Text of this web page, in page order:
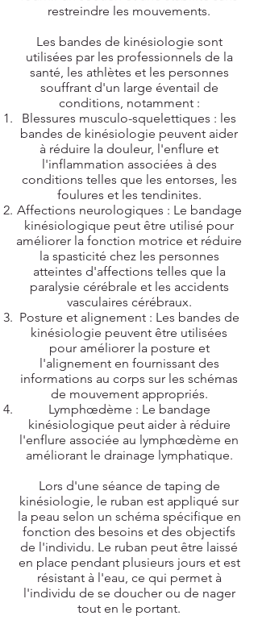
restreindre les mouvements.
Les bandes de kinésiologie sont
utilisées par les professionnels de la
santé, les athlètes et les personnes
souffrant d'un large éventail de
conditions, notamment :
Blessures musculo-squelettiques : les
bandes de kinésiologie peuvent aider
à réduire la douleur, l'enflure et
l'inflammation associées à des
conditions telles que les entorses, les
foulures et les tendinites.
Affections neurologiques : Le bandage
kinésiologique peut être utilisé pour
améliorer la fonction motrice et réduire
la spasticité chez les personnes
atteintes d'affections telles que la
paralysie cérébrale et les accidents
vasculaires cérébraux.
Posture et alignement : Les bandes de
kinésiologie peuvent être utilisées
pour améliorer la posture et
l'alignement en fournissant des
informations au corps sur les schémas
de mouvement appropriés.
Lymphœdème : Le bandage
kinésiologique peut aider à réduire
l'enflure associée au lymphœdème en
améliorant le drainage lymphatique.
Lors d'une séance de taping de
kinésiologie, le ruban est appliqué sur
la peau selon un schéma spécifique en
fonction des besoins et des objectifs
de l'individu. Le ruban peut être laissé
en place pendant plusieurs jours et est
résistant à l'eau, ce qui permet à
l'individu de se doucher ou de nager
tout en le portant.